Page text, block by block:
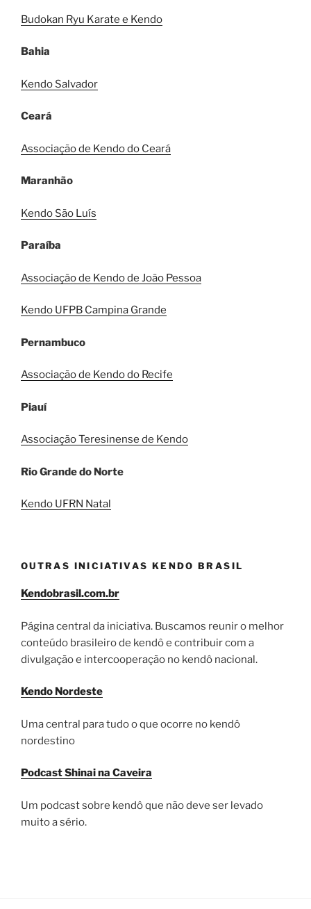
Budokan Ryu Karate e Kendo
Bahia
Kendo Salvador
Ceará
Associação de Kendo do Ceará
Maranhão
Kendo São Luís
Paraíba
Associação de Kendo de João Pessoa
Kendo UFPB Campina Grande
Pernambuco
Associação de Kendo do Recife
Piauí
Associação Teresinense de Kendo
Rio Grande do Norte
Kendo UFRN Natal
OUTRAS INICIATIVAS KENDO BRASIL
Kendobrasil.com.br
Página central da iniciativa. Buscamos reunir o melhor
conteúdo brasileiro de kendô e contribuir com a
divulgação e intercooperação no kendô nacional.
Kendo Nordeste
Uma central para tudo o que ocorre no kendô
nordestino
Podcast Shinai na Caveira
Um podcast sobre kendô que não deve ser levado
muito a sério.